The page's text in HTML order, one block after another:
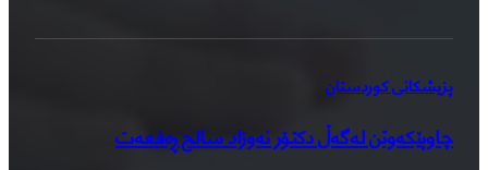
پزیشکانی کوردستان
چاوپێکەوتن لەگەڵ دکتۆر نەوزاد سالح ڕەفعەت